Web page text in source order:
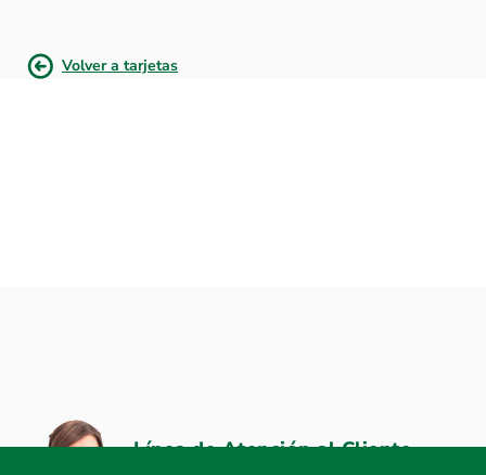
Volver a tarjetas
Línea de Atención al Cliente